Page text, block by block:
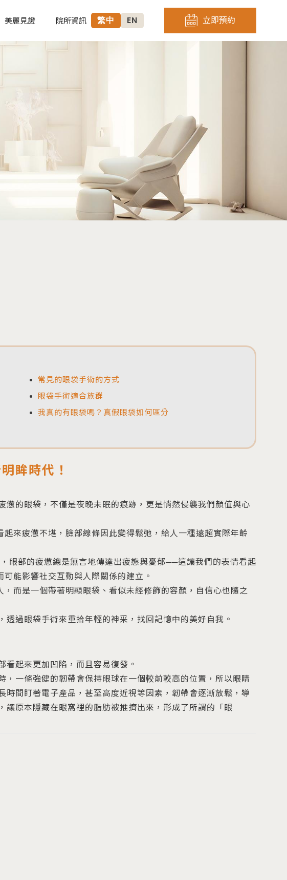
臉部整形
全肋軟骨隆鼻
半肋軟骨隆鼻
眼袋手術
逆時針 Profhilo
喬雅露 Juvelook
岩盤浴
肌力塑 ZField
高壓氧 O2One
神力拉提 MINT
美麗見證 院所資訊 立即預約
繁中 EN
常見的眼袋手術的方式
眼袋手術適合族群
我真的有眼袋嗎？真假眼袋如何區分
眸時代！
憊的眼袋，不僅是夜晚未眠的痕跡，更是悄然侵襲我們顏值與心
來疲憊不堪，臉部線條因此變得鬆弛，給人一種遠超實際年齡
眼部的疲憊總是無言地傳達出疲態與憂郁──這讓我們的表情看起
能影響社交互動與人際關係的建立。
而是一個帶著明顯眼袋、看似未經修飾的容顏，自信心也隨之
過眼袋手術來重拾年輕的神采，找回記憶中的美好自我。
看起來更加凹陷，而且容易復發。
一條強健的韌帶會保持眼球在一個較前較高的位置，所以眼睛
間盯著電子產品，甚至高度近視等因素，韌帶會逐漸放鬆，導
讓原本隱藏在眼窩裡的脂肪被推擠出來，形成了所謂的「眼